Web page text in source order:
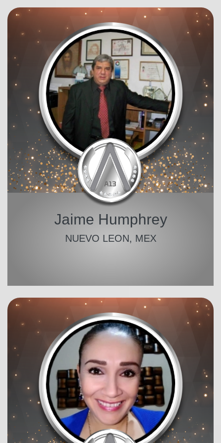
Jaime Humphrey
NUEVO LEON, MEX